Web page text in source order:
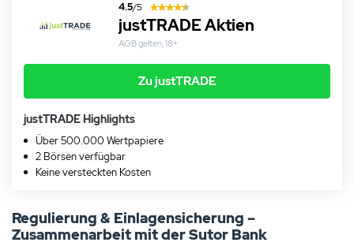
4.5/5
justTRADE Aktien
AGB gelten, 18+
Zu justTRADE
justTRADE Highlights
Über 500.000 Wertpapiere
2 Börsen verfügbar
Keine versteckten Kosten
Regulierung & Einlagensicherung –
Zusammenarbeit mit der Sutor Bank